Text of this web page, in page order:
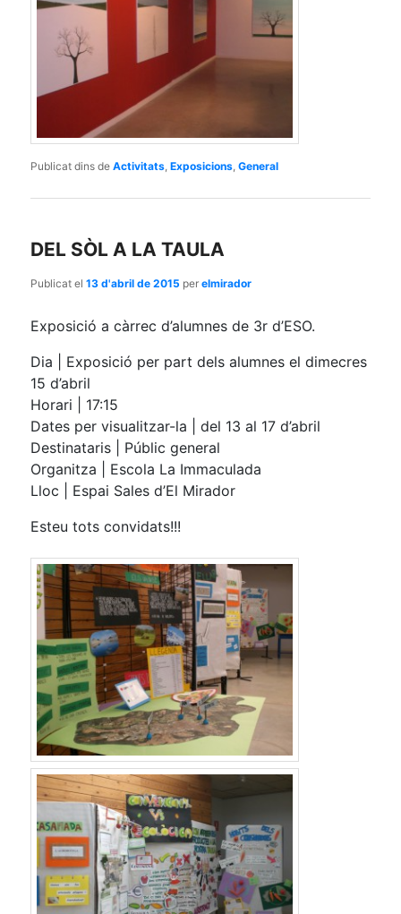
Publicat dins de Activitats,Exposicions,General
DEL SÒL A LA TAULA
Publicat el13 d'abril de 2015 perelmirador
Exposició a càrrec d’alumnes de 3r d’ESO.
Dia | Exposició per part dels alumnes el dimecres
15 d’abril
Horari | 17:15
Dates per visualitzar-la | del 13 al 17 d’abril
Destinataris | Públic general
Organitza | Escola La Immaculada
Lloc | Espai Sales d’El Mirador
Esteu tots convidats!!!